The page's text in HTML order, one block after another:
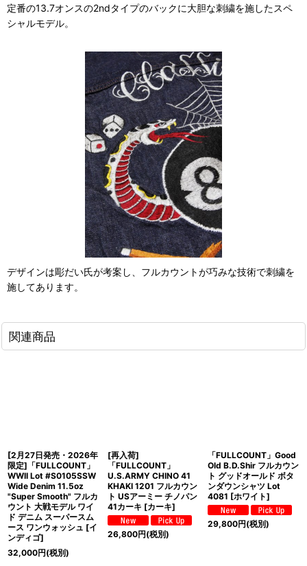
定番の13.7オンスの2ndタイプのバックに大胆な刺繍を施したスペ
シャルモデル。
デザインは彫だい氏が考案し、フルカウントが巧みな技術で刺繍を
施してあります。
関連商品
[2月27日発売・2026年
限定]「FULLCOUNT」
WWII Lot #S0105SSW
Wide Denim 11.5oz
"Super Smooth" フルカ
ウント 大戦モデル ワイ
ド デニム スーパースム
ース ワンウォッシュ [イ
ンディゴ]
32,000円(税別)
[再入荷]
「FULLCOUNT」
U.S.ARMY CHINO 41
KHAKI 1201 フルカウン
ト USアーミー チノパン
41カーキ [カーキ]
26,800円(税別)
「FULLCOUNT」Good
Old B.D.Shir フルカウン
ト グッドオールド ボタ
ンダウンシャツ Lot
4081 [ホワイト]
29,800円(税別)